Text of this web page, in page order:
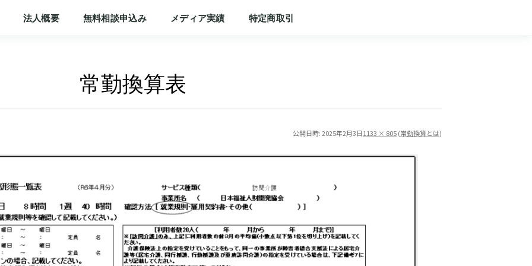
法人概要 無料相談申込み メディア実績 特定商取引
常勤換算表
公開日時:2025年2月3日1133 × 805(常勤換算とは)